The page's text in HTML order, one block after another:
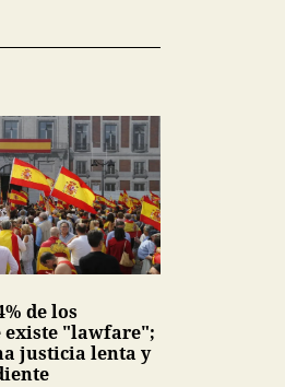
de los
existe "lawfare";
justicia lenta y